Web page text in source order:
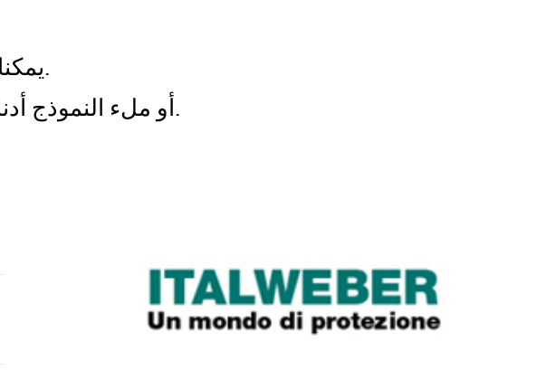
يمكنك الحصول على عرض أسعار في غضون 24 ساعة لجميع طلباتك.
أو ملء النموذج أدناه.